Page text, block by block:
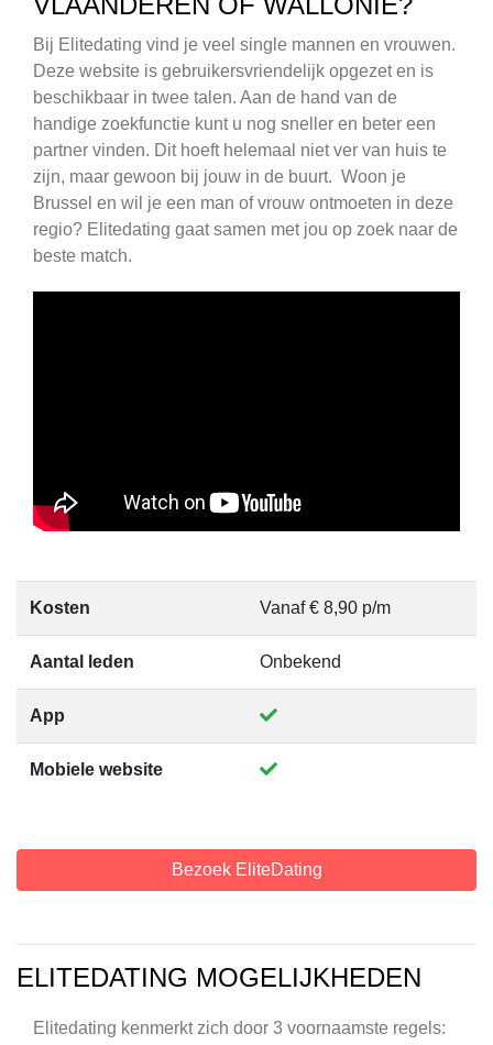
Bij Elitedating vind je veel single mannen en vrouwen.
Deze website is gebruikersvriendelijk opgezet en is
beschikbaar in twee talen. Aan de hand van de
handige zoekfunctie kunt u nog sneller en beter een
partner vinden. Dit hoeft helemaal niet ver van huis te
zijn, maar gewoon bij jouw in de buurt. Woon je
Brussel en wil je een man of vrouw ontmoeten in deze
regio? Elitedating gaat samen met jou op zoek naar de
beste match.
Kosten Vanaf € 8,90 p/m
Aantal leden Onbekend
App
Mobiele website
Bezoek EliteDating
ELITEDATING MOGELIJKHEDEN
Elitedating kenmerkt zich door 3 voornaamste regels: